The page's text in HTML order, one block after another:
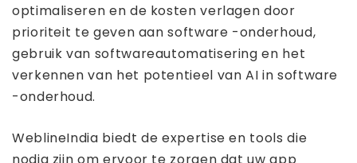
optimaliseren en de kosten verlagen door
prioriteit te geven aan software -onderhoud,
gebruik van softwareautomatisering en het
verkennen van het potentieel van AI in software
-onderhoud.
WeblineIndia biedt de expertise en tools die